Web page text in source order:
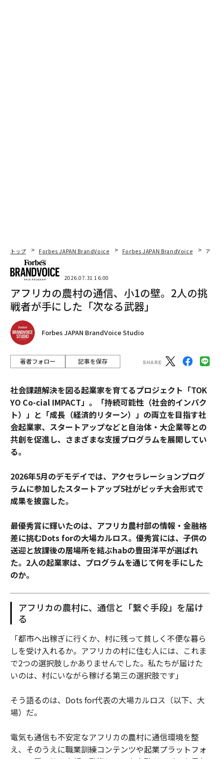
トップ Forbes JAPAN BrandVoice Forbes JAPAN BrandVoice アフ
2026.07.31 16:00
アフリカの農村の通信、小1の壁。2人の挑
戦者が手にした「次なる武器」
Forbes JAPAN BrandVoice Studio
著者フォロー 記事を保存
社会課題解決を図る起業家を育てるプロジェクト「TOK
YO Co-cial IMPACT」。
「持続可能性（社会的インパク
ト）」と「成長（経済的リターン）」の両立を目指す社
会起業家、スタートアップなどと自治体・大企業等との
共創を促進し、さまざまな支援プログラムを展開してい
る。
2026年5月のデモデイでは、アクセラレーションプログ
ラムに参加したスタートアップ5社がピッチ大会形式で
成果を披露した。
最優秀賞に輝いたのは、アフリカ農村部の情報・金融格
差に挑むDots forの大場カルロス。優秀賞には、子供の
送迎と放課後の居場所を結ぶhabの豊田洋平が選ばれ
た。2人の起業家は、プログラムを通じて何を手にした
のか。
アフリカの農村に、通信と「繋ぐ手段」を届け
る
「都市へ出稼ぎに行くか、村に残って貧しく不便な暮ら
しを受け入れるか。アフリカの村に住む人には、これま
で2つの選択肢しかありませんでした。私たちが届けた
いのは、村にいながら稼げる第三の選択肢です」
そう語るのは、Dots for代表の大場カルロス（以下、大
場）だ。
電気も通信も不安定なアフリカの農村に通信環境を整
え、そのうえに職業訓練コンテンツや起業プラットフォ